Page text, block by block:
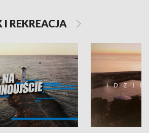
REKREACJA